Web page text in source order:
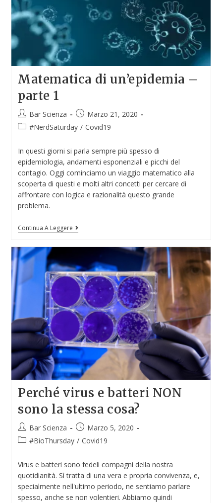
Matematica di un’epidemia –
parte 1
Bar Scienza
Marzo 21, 2020
#NerdSaturday / Covid19
In questi giorni si parla sempre più spesso di
epidemiologia, andamenti esponenziali e picchi del
contagio. Oggi cominciamo un viaggio matematico alla
scoperta di questi e molti altri concetti per cercare di
affrontare con logica e razionalità questo grande
problema.
Continua A Leggere
Perché virus e batteri NON
sono la stessa cosa?
Bar Scienza
Marzo 5, 2020
#BioThursday / Covid19
Virus e batteri sono fedeli compagni della nostra
quotidianità. Sì tratta di una vera e propria convivenza, e,
specialmente nell'ultimo periodo, ne sentiamo parlare
spesso, anche se non volentieri. Abbiamo quindi